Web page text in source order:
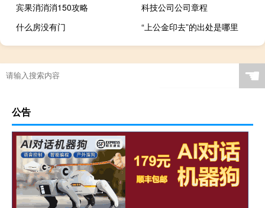
宾果消消消150攻略
科技公司公司章程
什么房没有门
“上公金印去”的出处是哪里
☚
公告